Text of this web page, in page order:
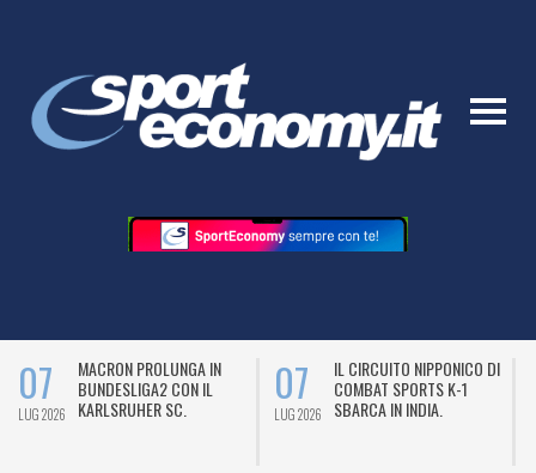
07
LUG 2026
MACRON PROLUNGA IN
BUNDESLIGA2 CON IL
KARLSRUHER SC.
07
LUG 2026
IL CIRCUITO NIPPONICO DI
COMBAT SPORTS K-1
SBARCA IN INDIA.